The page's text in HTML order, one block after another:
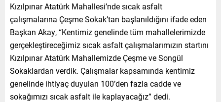
Kızılpınar Atatürk Mahallesi’nde sıcak asfalt
çalışmalarına Çeşme Sokak’tan başlanıldığını ifade eden
Başkan Akay, “Kentimiz genelinde tüm mahallelerimizde
gerçekleştireceğimiz sıcak asfalt çalışmalarımızın startını
Kızılpınar Atatürk Mahallemizde Çeşme ve Songül
Sokaklardan verdik. Çalışmalar kapsamında kentimiz
genelinde ihtiyaç duyulan 100’den fazla cadde ve
sokağımızı sıcak asfalt ile kaplayacağız” dedi.